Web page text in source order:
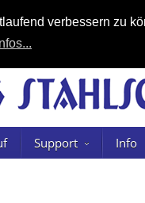
verbessern zu
Support Info